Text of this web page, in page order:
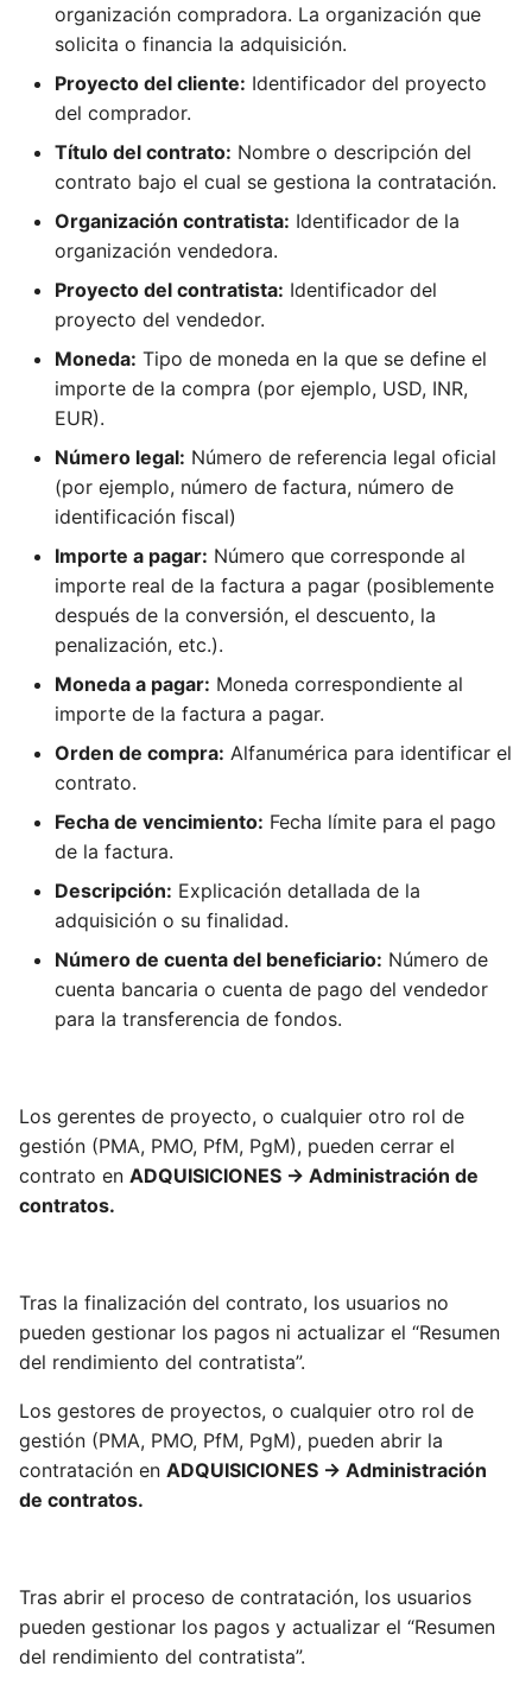
organización compradora. La organización que
solicita o financia la adquisición.
Proyecto del cliente: Identificador del proyecto
del comprador.
Título del contrato: Nombre o descripción del
contrato bajo el cual se gestiona la contratación.
Organización contratista: Identificador de la
organización vendedora.
Proyecto del contratista: Identificador del
proyecto del vendedor.
Moneda: Tipo de moneda en la que se define el
importe de la compra (por ejemplo, USD, INR,
EUR).
Número legal: Número de referencia legal oficial
(por ejemplo, número de factura, número de
identificación fiscal)
Importe a pagar: Número que corresponde al
importe real de la factura a pagar (posiblemente
después de la conversión, el descuento, la
penalización, etc.).
Moneda a pagar: Moneda correspondiente al
importe de la factura a pagar.
Orden de compra: Alfanumérica para identificar el
contrato.
Fecha de vencimiento: Fecha límite para el pago
de la factura.
Descripción: Explicación detallada de la
adquisición o su finalidad.
Número de cuenta del beneficiario: Número de
cuenta bancaria o cuenta de pago del vendedor
para la transferencia de fondos.
Los gerentes de proyecto, o cualquier otro rol de
gestión (PMA, PMO, PfM, PgM), pueden cerrar el
contrato en ADQUISICIONES -> Administración de
contratos.
Tras la finalización del contrato, los usuarios no
pueden gestionar los pagos ni actualizar el “Resumen
del rendimiento del contratista”.
Los gestores de proyectos, o cualquier otro rol de
gestión (PMA, PMO, PfM, PgM), pueden abrir la
contratación en ADQUISICIONES -> Administración
de contratos.
Tras abrir el proceso de contratación, los usuarios
pueden gestionar los pagos y actualizar el “Resumen
del rendimiento del contratista”.